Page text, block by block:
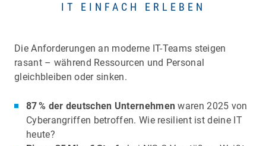
IT EINFACH ERLEBEN
Die Anforderungen an moderne IT-Teams steigen
rasant – während Ressourcen und Personal
gleichbleiben oder sinken.
87 % der deutschen Unternehmen waren 2025 von
Cyberangriffen betroffen. Wie resilient ist deine IT
heute?